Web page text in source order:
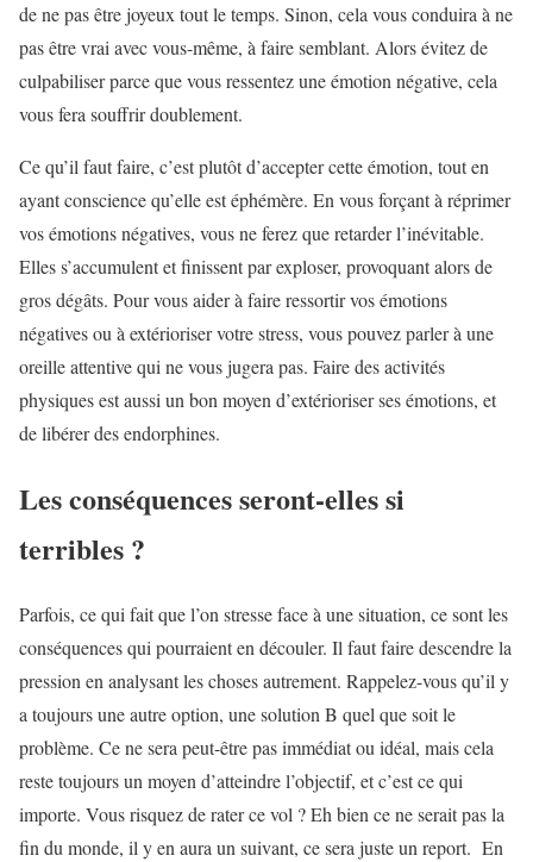
de ne pas être joyeux tout le temps. Sinon, cela vous conduira à ne
pas être vrai avec vous-même, à faire semblant. Alors évitez de
culpabiliser parce que vous ressentez une émotion négative, cela
vous fera souffrir doublement.
Ce qu’il faut faire, c’est plutôt d’accepter cette émotion, tout en
ayant conscience qu’elle est éphémère. En vous forçant à réprimer
vos émotions négatives, vous ne ferez que retarder l’inévitable.
Elles s’accumulent et finissent par exploser, provoquant alors de
gros dégâts. Pour vous aider à faire ressortir vos émotions
négatives ou à extérioriser votre stress, vous pouvez parler à une
oreille attentive qui ne vous jugera pas. Faire des activités
physiques est aussi un bon moyen d’extérioriser ses émotions, et
de libérer des endorphines.
Les conséquences seront-elles si
terribles ?
Parfois, ce qui fait que l’on stresse face à une situation, ce sont les
conséquences qui pourraient en découler. Il faut faire descendre la
pression en analysant les choses autrement. Rappelez-vous qu’il y
a toujours une autre option, une solution B quel que soit le
problème. Ce ne sera peut-être pas immédiat ou idéal, mais cela
reste toujours un moyen d’atteindre l’objectif, et c’est ce qui
importe. Vous risquez de rater ce vol ? Eh bien ce ne serait pas la
fin du monde, il y en aura un suivant, ce sera juste un report. En